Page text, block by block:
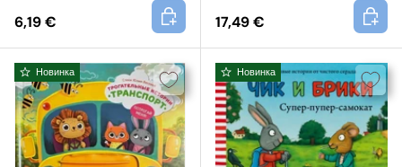
6,19 €
+
17,49 €
+
Новинка Новинка